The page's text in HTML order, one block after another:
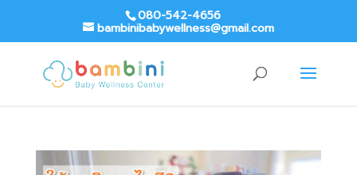
080-542-4656
bambinibabywellness@gmail.com